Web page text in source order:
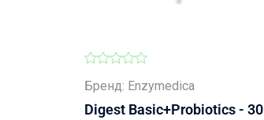
Бренд: Enzymedica
Digest Basic+Probiotics - 30